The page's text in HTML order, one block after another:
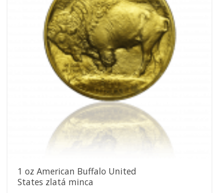
1 oz American Buffalo United
States zlatá minca